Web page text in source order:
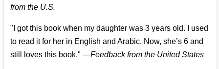
from the U.S.
"I got this book when my daughter was 3 years old. I used
to read it for her in English and Arabic. Now, she’s 6 and
still loves this book." —Feedback from the United States